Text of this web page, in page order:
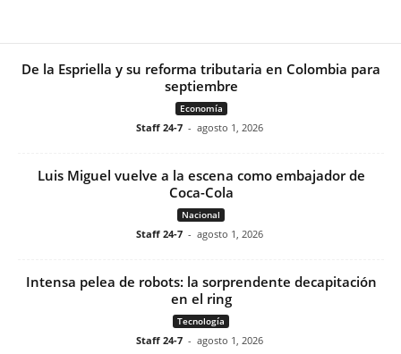
De la Espriella y su reforma tributaria en Colombia para
septiembre
Economía
Staff 24-7 - agosto 1, 2026
Luis Miguel vuelve a la escena como embajador de
Coca-Cola
Nacional
Staff 24-7 - agosto 1, 2026
Intensa pelea de robots: la sorprendente decapitación
en el ring
Tecnología
Staff 24-7 - agosto 1, 2026